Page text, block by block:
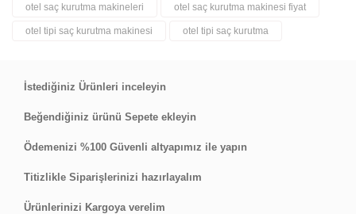
Yorum Yaz
otel saç kurutma makineleri otel saç kurutma makinesi fiyat
otel tipi saç kurutma makinesi otel tipi saç kurutma
İstediğiniz Ürünleri inceleyin
Beğendiğiniz ürünü Sepete ekleyin
Ödemenizi %100 Güvenli altyapımız ile yapın
Titizlikle Siparişlerinizi hazırlayalım
Ürünlerinizi Kargoya verelim